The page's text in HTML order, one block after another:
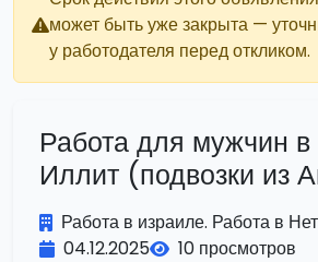
может быть уже закрыта —
у работодателя перед откликом.
Работа для мужчин
Иллит (подвозки из
Работа в израиле. Работа в
04.12.2025
10 просмотров